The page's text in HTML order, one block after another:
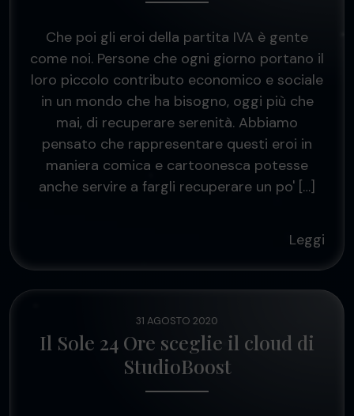
Che poi gli eroi della partita IVA è gente
come noi. Persone che ogni giorno portano il
loro piccolo contributo economico e sociale
in un mondo che ha bisogno, oggi più che
mai, di recuperare serenità. Abbiamo
pensato che rappresentare questi eroi in
maniera comica e cartoonesca potesse
anche servire a fargli recuperare un po' […]
Leggi
31 AGOSTO 2020
Il Sole 24 Ore sceglie il cloud di
StudioBoost